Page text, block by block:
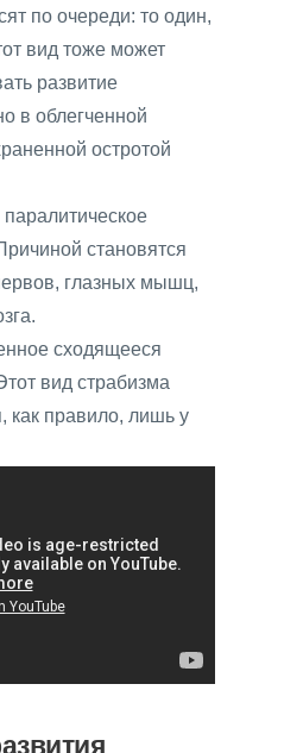
по очереди: то один,
вид тоже может
развитие
в облегченной
остротой
становятся
глазных мышц,
сходящееся
вид страбизма
как правило, лишь у